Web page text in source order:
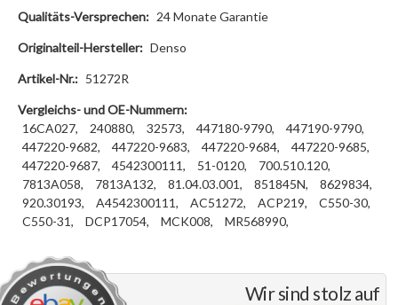
Wir sind stolz auf
Qualitäts-Versprechen: 24 Monate Garantie
Originalteil-Hersteller: Denso
Artikel-Nr.: 51272R
Vergleichs- und OE-Nummern:
16CA027,
240880, 32573, 447180-9790,
447190-9790,
447220-9682,
447220-9683, 447220-9684,
447220-9685,
447220-9687,
4542300111, 51-0120,
700.510.120,
7813A058,
7813A132, 81.04.03.001, 851845N,
8629834,
920.30193,
A4542300111, AC51272, ACP219,
C550-30,
C550-31,
DCP17054, MCK008, MR568990,